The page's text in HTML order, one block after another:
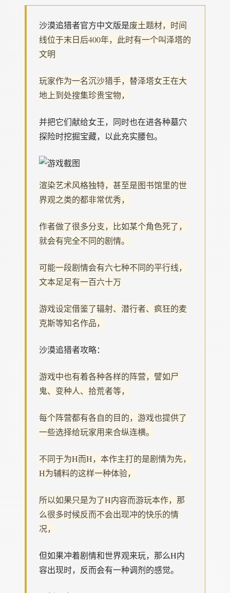
沙漠追猎者官方中文版是废土题材，时间
线位于末日后400年，此时有一个叫泽塔的
文明
玩家作为一名沉沙猎手，替泽塔女王在大
地上到处搜集珍贵宝物，
并把它们献给女王，同时也在进各种墓穴
探险时挖掘宝藏，以此充实腰包。
渲染艺术风格独特，甚至是图书馆里的世
界观之类的都非常优秀，
作者做了很多分支，比如某个角色死了，
就会有完全不同的剧情。
可能一段剧情会有六七种不同的平行线，
文本足足有一百六十万
游戏设定借鉴了辐射、潜行者、疯狂的麦
克斯等知名作品，
沙漠追猎者攻略：
游戏中也有着各种各样的阵营，譬如尸
鬼、变种人、拾荒者等，
每个阵营都有各自的目的，游戏也提供了
一些选择给玩家用来合纵连横。
不同于为H而H，本作主打的是剧情为先，
H为辅料的这样一种体验，
所以如果只是为了H内容而游玩本作，那
么很多时候反而不会出现冲的快乐的情
况，
但如果冲着剧情和世界观来玩，那么H内
容出现时，反而会有一种调剂的感觉。